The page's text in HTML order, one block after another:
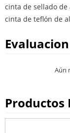
cinta de sellado de
cinta de teflón de
Evaluacion
Aún
Productos